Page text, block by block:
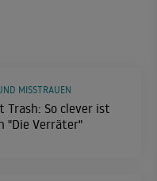
Trash: So clever ist
"Die Verräter"
MISSTRAUEN